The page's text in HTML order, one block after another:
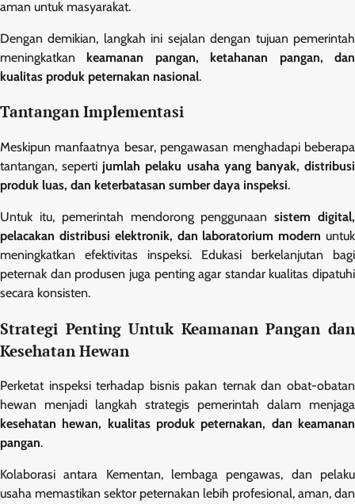
aman untuk masyarakat.
Dengan demikian, langkah ini sejalan dengan tujuan pemerintah
meningkatkan keamanan pangan, ketahanan pangan, dan
kualitas produk peternakan nasional.
Tantangan Implementasi
Meskipun manfaatnya besar, pengawasan menghadapi beberapa
tantangan, seperti jumlah pelaku usaha yang banyak, distribusi
produk luas, dan keterbatasan sumber daya inspeksi.
Untuk itu, pemerintah mendorong penggunaansistem digital,
pelacakan distribusi elektronik, dan laboratorium modern untuk
meningkatkan efektivitas inspeksi. Edukasi berkelanjutan bagi
peternak dan produsen juga penting agar standar kualitas dipatuhi
secara konsisten.
Strategi Penting Untuk Keamanan Pangan dan
Kesehatan Hewan
Perketat inspeksi terhadap bisnis pakan ternak dan obat-obatan
hewan menjadi langkah strategis pemerintah dalam menjaga
kesehatan hewan, kualitas produk peternakan, dan keamanan
pangan.
Kolaborasi antara Kementan, lembaga pengawas, dan pelaku
usaha memastikan sektor peternakan lebih profesional, aman, dan